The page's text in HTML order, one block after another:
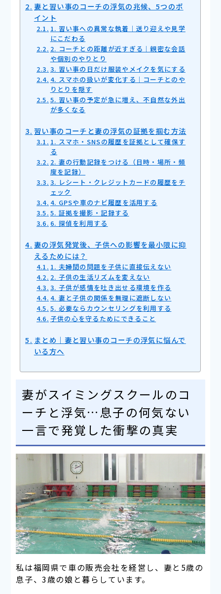
妻と習い事のコーチの浮気の兆候、5つのポ
イント
1. 習い事への異常な執着｜送り迎えや見学
にこだわる
2. コーチとの距離が近すぎる｜親密な会話
や個別のやりとり
3. 習い事の日だけ服装やメイクを気にする
4. スマホの扱いが変化する｜コーチとのや
りとりを隠す
5. 習い事の予定が急に増え、不自然な外出
が多くなる
習い事のコーチと妻の浮気の証拠を掴む方法
1. スマホ・SNSの履歴を証拠として確保す
る
2. 妻の行動記録をつける（日時・場所・頻
度を記録）
3. レシート・クレジットカードの履歴をチ
ェック
4. GPSや車のナビ履歴を活用する
5. 証拠を撮影・記録する
6. 探偵を利用する
妻の浮気発覚後、子供への影響を最小限に抑
えるためには？
1. 夫婦間の問題を子供に直接伝えない
2. 子供の生活リズムを変えない
3. 子供が感情を吐き出せる環境を作る
4. 妻と子供の関係を無理に遮断しない
5. 必要ならカウンセリングを利用する
子供の心を守るためにできること
まとめ｜妻と習い事のコーチの浮気に悩んで
いる方へ
妻がスイミングスクールのコ
ーチと浮気…息子の何気ない
一言で発覚した衝撃の真実
私は福岡県で車の販売会社を経営し、妻と5歳の
息子、3歳の娘と暮らしています。